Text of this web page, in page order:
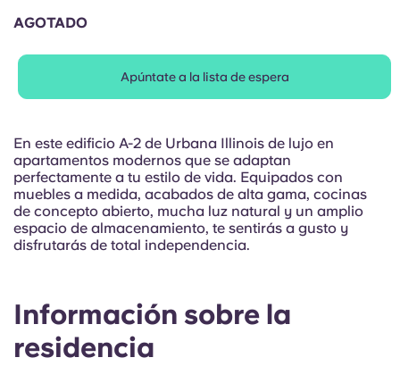
Italian
French
Portuguese
Información sobre la
residencia
AGOTADO
Apúntate a la lista de espera
En este edificio A-2 de Urbana Illinois de lujo en
apartamentos modernos que se adaptan
perfectamente a tu estilo de vida. Equipados con
muebles a medida, acabados de alta gama, cocinas
de concepto abierto, mucha luz natural y un amplio
espacio de almacenamiento, te sentirás a gusto y
disfrutarás de total independencia.